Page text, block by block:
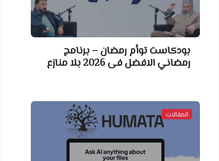
بودكاست توأم رمضان – برنامج
رمضاني الافضل فى 2026 بلا منازع
المقالات